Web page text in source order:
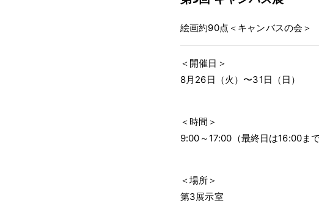
絵画約90点＜キャンバスの会＞
＜開催日＞
8月26日（火）〜31日（日）
＜時間＞
9:00～17:00（最終日は16:00まで
＜場所＞
第3展示室